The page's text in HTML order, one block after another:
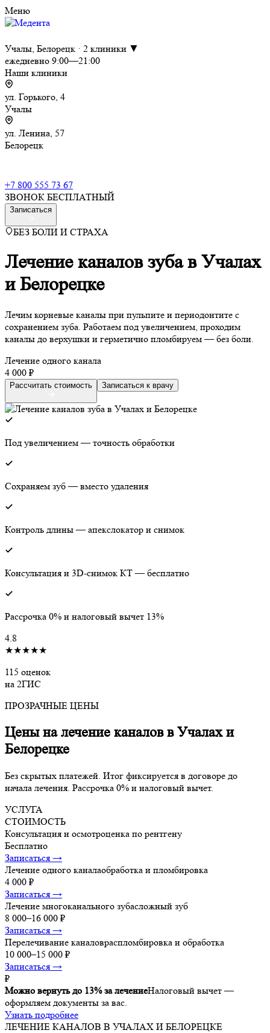
Меню
Учалы, Белорецк · 2 клиники ▼
ежедневно 9:00—21:00
Наши клиники
ул. Горького, 4
Учалы
ул. Ленина, 57
Белорецк
+7 800 555 73 67
ЗВОНОК БЕСПЛАТНЫЙ
Записаться
БЕЗ БОЛИ И СТРАХА
Лечение каналов зуба в Учалах
и Белорецке
Лечим корневые каналы при пульпите и периодонтите с
сохранением зуба. Работаем под увеличением, проходим
каналы до верхушки и герметично пломбируем — без боли.
Лечение одного канала
4 000 ₽
Рассчитать стоимость Записаться к врачу
Под увеличением — точность обработки
Сохраняем зуб — вместо удаления
Контроль длины — апекслокатор и снимок
Консультация и 3D-снимок КТ — бесплатно
Рассрочка 0% и налоговый вычет 13%
4.8
★★★★★
115 оценок
на 2ГИС
ПРОЗРАЧНЫЕ ЦЕНЫ
Цены на лечение каналов в Учалах и
Белорецке
Без скрытых платежей. Итог фиксируется в договоре до
начала лечения. Рассрочка 0% и налоговый вычет.
УСЛУГА
СТОИМОСТЬ
Консультация и осмотроценка по рентгену
Бесплатно
Записаться →
Лечение одного каналаобработка и пломбировка
4 000 ₽
Записаться →
Лечение многоканального зубасложный зуб
8 000–16 000 ₽
Записаться →
Перелечивание каналовраспломбировка и обработка
10 000–15 000 ₽
Записаться →
₽
Можно вернуть до 13% за лечениеНалоговый вычет —
оформляем документы за вас.
Узнать подробнее
ЛЕЧЕНИЕ КАНАЛОВ В УЧАЛАХ И БЕЛОРЕЦКЕ